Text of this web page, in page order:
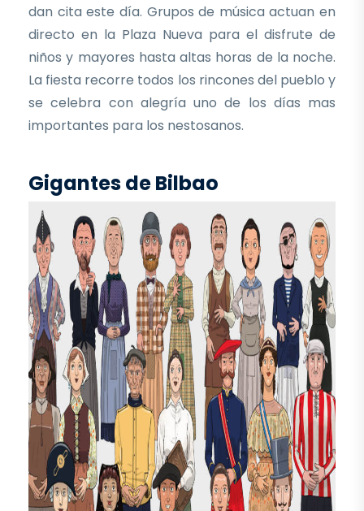
dan cita este día. Grupos de música actuan en
directo en la Plaza Nueva para el disfrute de
niños y mayores hasta altas horas de la noche.
La fiesta recorre todos los rincones del pueblo y
se celebra con alegría uno de los días mas
importantes para los nestosanos.
Gigantes de Bilbao